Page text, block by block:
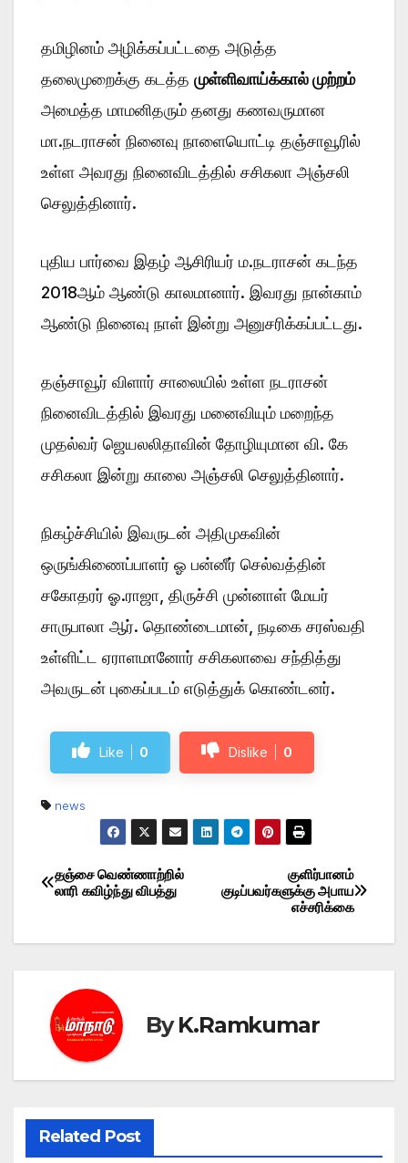
தமிழினம் அழிக்கப்பட்டதை அடுத்த
தலைமுறைக்கு கடத்த முள்ளிவாய்க்கால் முற்றம்
அமைத்த மாமனிதரும் தனது கணவருமான
மா.நடராசன் நினைவு நாளையொட்டி தஞ்சாவூரில்
உள்ள அவரது நினைவிடத்தில் சசிகலா அஞ்சலி
செலுத்தினார்.
புதிய பார்வை இதழ் ஆசிரியர் ம.நடராசன் கடந்த
2018ஆம் ஆண்டு காலமானார். இவரது நான்காம்
ஆண்டு நினைவு நாள் இன்று அனுசரிக்கப்பட்டது.
தஞ்சாவூர் விளார் சாலையில் உள்ள நடராசன்
நினைவிடத்தில் இவரது மனைவியும் மறைந்த
முதல்வர் ஜெயலலிதாவின் தோழியுமான வி. கே
சசிகலா இன்று காலை அஞ்சலி செலுத்தினார்.
நிகழ்ச்சியில் இவருடன் அதிமுகவின்
ஒருங்கிணைப்பாளர் ஓ பன்னீர் செல்வத்தின்
சகோதரர் ஓ.ராஜா, திருச்சி முன்னாள் மேயர்
சாருபாலா ஆர். தொண்டைமான், நடிகை சரஸ்வதி
உள்ளிட்ட ஏராளமானோர் சசிகலாவை சந்தித்து
அவருடன் புகைப்படம் எடுத்துக் கொண்டனர்.
Like 0 Dislike 0
news
Post
குளிர்பானம்
குடிப்பவர்களுக்கு அபாய
எச்சரிக்கை
தஞ்சை வெண்ணாற்றில்
லாரி கவிழ்ந்து விபத்து
ByK.Ramkumar
Related Post